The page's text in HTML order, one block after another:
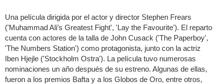
Una película dirigida por el actor y director Stephen Frears
('Muhammad Ali’s Greatest Fight', 'Lay the Favourite'). El reparto
cuenta con actores de la talla de John Cusack ('The Paperboy',
'The Numbers Station') como protagonista, junto con la actriz
Iben Hjejle ('Stockholm Ostra'). La película tuvo numerosas
nominaciones un año después de su estreno. Algunas de ellas,
fueron a los premios Bafta y a los Globos de Oro, entre otros,